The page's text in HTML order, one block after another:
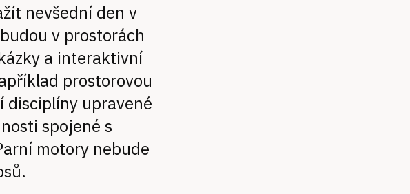
nevšední den v
v prostorách
a interaktivní
prostorovou
disciplíny upravené
spojené s
motory nebude